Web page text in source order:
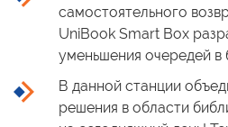
самостоятельного
UniBook Smart Box
уменьшения очередей в
В данной станции
решения в области